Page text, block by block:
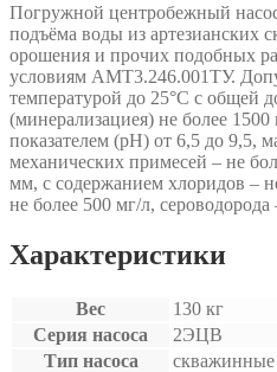
Погружной центробежный
подъёма воды из артезианских
орошения и прочих подобных
условиям АМТ3.246.001ТУ.
температурой до 25°С с общей
(минерализациея) не более
показателем (рН) от 6,5 до 9,5,
механических примесей – не
мм, с содержанием хлоридов –
не более 500 мг/л,
Характеристики
Вес
130 кг
Серия насоса
2ЭЦВ
Тип насоса
скважинные